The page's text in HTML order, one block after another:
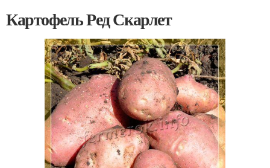
Картофель Ред Скарлет